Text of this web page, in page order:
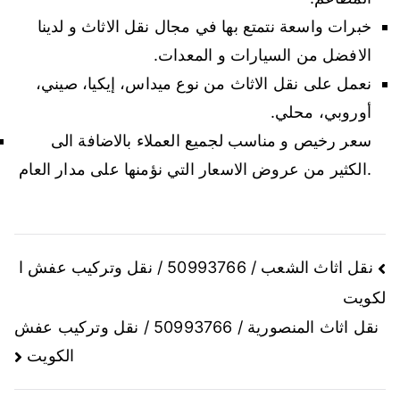
خبرات واسعة نتمتع بها في مجال نقل الاثاث و لدينا
الافضل من السيارات و المعدات.
نعمل على نقل الاثاث من نوع ميداس، إيكيا، صيني،
أوروبي، محلي.
سعر رخيص و مناسب لجميع العملاء بالاضافة الى
الكثير من عروض الاسعار التي نؤمنها على مدار العام.
نقل اثاث الشعب / 50993766 / نقل وتركيب عفش ا
لكويت
نقل اثاث المنصورية / 50993766 / نقل وتركيب عفش
الكويت